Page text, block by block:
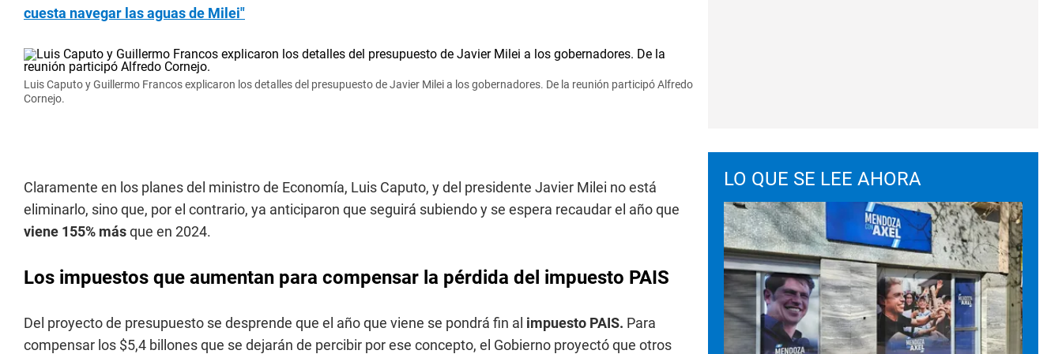
cuesta navegar las aguas de Milei"
Luis Caputo y Guillermo Francos explicaron los detalles del presupuesto de Javier Milei a los gobernadores. De la reunión participó Alfredo
Cornejo.
Claramente en los planes del ministro de Economía, Luis Caputo, y del presidente Javier Milei no está
eliminarlo, sino que, por el contrario, ya anticiparon que seguirá subiendo y se espera recaudar el año que
viene 155% másque en 2024.
Los impuestos que aumentan para compensar la pérdida del impuesto PAIS
Del proyecto de presupuesto se desprende que el año que viene se pondrá fin al impuesto PAIS. Para
compensar los $5,4 billones que se dejarán de percibir por ese concepto, el Gobierno proyectó que otros
LO QUE SE LEE AHORA